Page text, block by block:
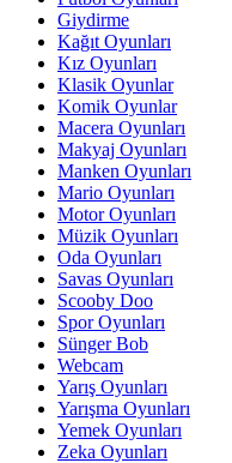
Giydirme
Kağıt Oyunları
Kız Oyunları
Klasik Oyunlar
Komik Oyunlar
Macera Oyunları
Makyaj Oyunları
Manken Oyunları
Mario Oyunları
Motor Oyunları
Müzik Oyunları
Oda Oyunları
Savas Oyunları
Scooby Doo
Spor Oyunları
Sünger Bob
Webcam
Yarış Oyunları
Yarışma Oyunları
Yemek Oyunları
Zeka Oyunları